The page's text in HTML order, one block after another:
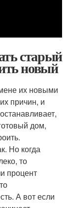
старый
новый
их новыми
причин, и
дом,
Но когда
то
процент
А вот если